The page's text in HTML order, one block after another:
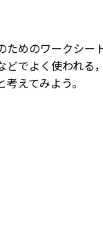
ためのワークシ
どでよく使われる
えてみよう。